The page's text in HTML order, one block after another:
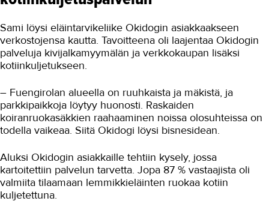
Sosiaali- ja terveysala
Sähköala
Urheiluhieronta
Työyhteisö ja työura
Valimotekniikka
Ympäristöala
Sami löysi eläintarvikeliike Okidogin asiakkaakseen
verkostojensa kautta. Tavoitteena oli laajentaa Okidogin
palveluja kivijalkamyymälän ja verkkokaupan lisäksi
kotiinkuljetukseen.
– Fuengirolan alueella on ruuhkaista ja mäkistä, ja
parkkipaikkoja löytyy huonosti. Raskaiden
koiranruokasäkkien raahaaminen noissa olosuhteissa on
todella vaikeaa. Siitä Okidogi löysi bisnesidean.
Aluksi Okidogin asiakkaille tehtiin kysely, jossa
kartoitettiin palvelun tarvetta. Jopa 87 % vastaajista oli
valmiita tilaamaan lemmikkieläinten ruokaa kotiin
kuljetettuna.